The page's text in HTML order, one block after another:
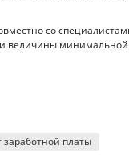
со
величины минимальной
заработной платы